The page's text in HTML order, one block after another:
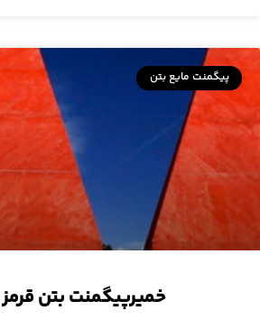
پیگمنت مایع بتن
خمیرپیگمنت بتن قرمز ۳۲۵۴